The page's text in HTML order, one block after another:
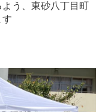
う、東砂八丁目町
す